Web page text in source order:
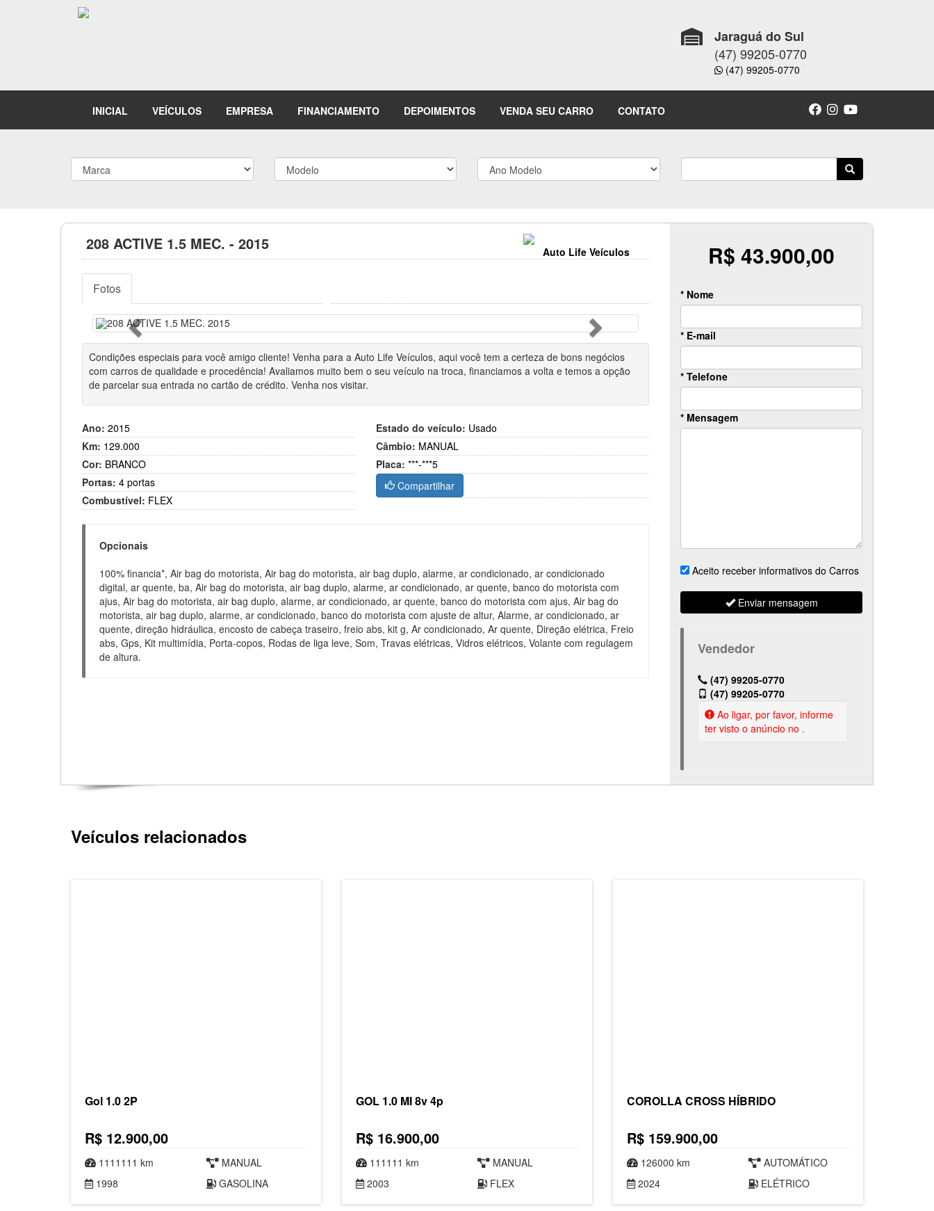
Jaraguá do Sul
(47) 99205-0770
(47) 99205-0770
INICIAL VEÍCULOS EMPRESA FINANCIAMENTO DEPOIMENTOS VENDA SEU CARRO CONTATO
208 ACTIVE 1.5 MEC. - 2015 Auto Life Veículos
Fotos
Anterior Próximo
Condições especiais para você amigo cliente! Venha para a Auto Life Veículos, aqui você tem a certeza de bons negócios
com carros de qualidade e procedência! Avaliamos muito bem o seu veículo na troca, financiamos a volta e temos a opção
de parcelar sua entrada no cartão de crédito. Venha nos visitar.
Ano: 2015
Km: 129.000
Cor: BRANCO
Portas: 4 portas
Combustível: FLEX
Estado do veículo: Usado
Câmbio: MANUAL
Placa: ***-***5
Compartilhar
Opcionais
100% financia*, Air bag do motorista, Air bag do motorista, air bag duplo, alarme, ar condicionado, ar condicionado
digital, ar quente, ba, Air bag do motorista, air bag duplo, alarme, ar condicionado, ar quente, banco do motorista com
ajus, Air bag do motorista, air bag duplo, alarme, ar condicionado, ar quente, banco do motorista com ajus, Air bag do
motorista, air bag duplo, alarme, ar condicionado, banco do motorista com ajuste de altur, Alarme, ar condicionado, ar
quente, direção hidráulica, encosto de cabeça traseiro, freio abs, kit g, Ar condicionado, Ar quente, Direção elétrica, Freio
abs, Gps, Kit multimídia, Porta-copos, Rodas de liga leve, Som, Travas elétricas, Vidros elétricos, Volante com regulagem
de altura.
R$ 43.900,00
* Nome
* E-mail
* Telefone
* Mensagem
Aceito receber informativos do Carros
Enviar mensagem
Vendedor
(47) 99205-0770
(47) 99205-0770
Ao ligar, por favor, informe
ter visto o anúncio no .
Veículos relacionados
Gol 1.0 2P
R$ 12.900,00
1111111 km
MANUAL
1998
GASOLINA
GOL 1.0 MI 8v 4p
R$ 16.900,00
111111 km
MANUAL
2003
FLEX
COROLLA CROSS HÍBRIDO
R$ 159.900,00
126000 km
AUTOMÁTICO
2024
ELÉTRICO